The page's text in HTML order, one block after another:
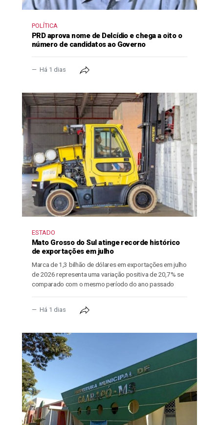
POLÍTICA
PRD aprova nome de Delcídio e chega a oito o
número de candidatos ao Governo
Há 1 dias
ESTADO
Mato Grosso do Sul atinge recorde histórico
de exportações em julho
Marca de 1,3 bilhão de dólares em exportações em julho
de 2026 representa uma variação positiva de 20,7% se
comparado com o mesmo período do ano passado
Há 1 dias